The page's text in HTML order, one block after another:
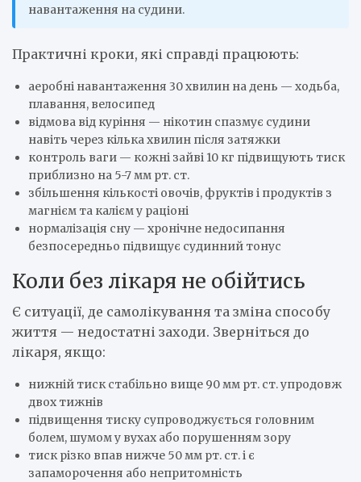
навантаження на судини.
Практичні кроки, які справді працюють:
аеробні навантаження 30 хвилин на день — ходьба,
плавання, велосипед
відмова від куріння — нікотин спазмує судини
навіть через кілька хвилин після затяжки
контроль ваги — кожні зайві 10 кг підвищують тиск
приблизно на 5-7 мм рт. ст.
збільшення кількості овочів, фруктів і продуктів з
магнієм та калієм у раціоні
нормалізація сну — хронічне недосипання
безпосередньо підвищує судинний тонус
Коли без лікаря не обійтись
Є ситуації, де самолікування та зміна способу
життя — недостатні заходи. Зверніться до
лікаря, якщо:
нижній тиск стабільно вище 90 мм рт. ст. упродовж
двох тижнів
підвищення тиску супроводжується головним
болем, шумом у вухах або порушенням зору
тиск різко впав нижче 50 мм рт. ст. і є
запаморочення або непритомність